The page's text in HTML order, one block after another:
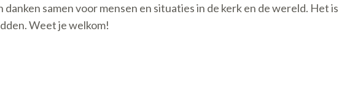
samen voor mensen en situaties in de kerk en de wereld. Het
Weet je welkom!